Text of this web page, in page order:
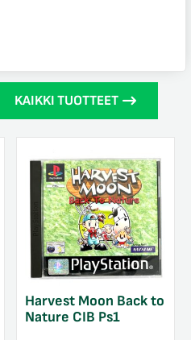
KAIKKI TUOTTEET
Harvest Moon Back to
Nature CIB Ps1